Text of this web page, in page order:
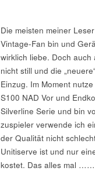
Die meisten meiner
Vintage-Fan bin und
wirklich liebe. Doch auch
nicht still und die
Einzug. Im Moment
S100 NAD Vor und
Silverline Serie und bin
zuspieler verwende ich
der Qualität nicht
Unitiserve ist und nur
kostet. Das alles mal ……